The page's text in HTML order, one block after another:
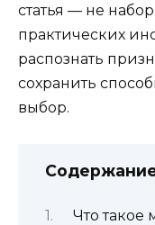
статья — не
практических
распознать
сохранить
выбор.
Что такое